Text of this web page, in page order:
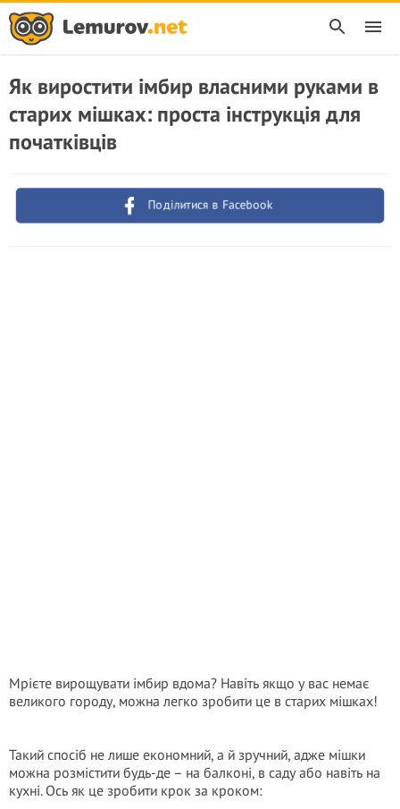
Як виростити імбир власними руками в
старих мішках: проста інструкція для
початківців
Поділитися в Facebook
Мрієте вирощувати імбир вдома? Навіть якщо у вас немає
великого городу, можна легко зробити це в старих мішках!
Такий спосіб не лише економний, а й зручний, адже мішки
можна розмістити будь-де – на балконі, в саду або навіть на
кухні. Ось як це зробити крок за кроком: